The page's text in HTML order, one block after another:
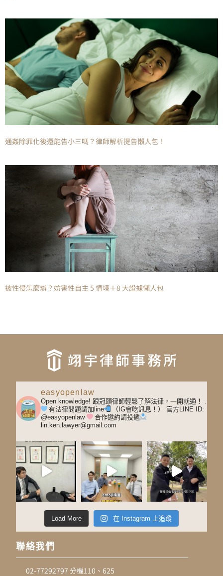
通姦除罪化後還能告小三嗎？律師解析提告懶人包！
被性侵怎麼辦？妨害性自主 5 情境＋8 大證據懶人包
easyopenlaw
Open knowledge! 跟冠頭律師輕鬆了解法律，一開就通！
有法律問題請加line
（IG會吃訊息！）
官方LINE ID:
@easyopenlaw
合作邀約請投遞
lin.ken.lawyer@gmail.com
Load More 在 Instagram 上追蹤
聯絡我們
02-77292797 分機110、625